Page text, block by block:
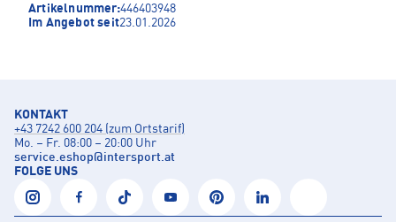
Artikelnummer:446403948
Im Angebot seit23.01.2026
KONTAKT
+43 7242 600 204 (zum Ortstarif)
Mo. – Fr. 08:00 – 20:00 Uhr
service.eshop@intersport.at
FOLGE UNS